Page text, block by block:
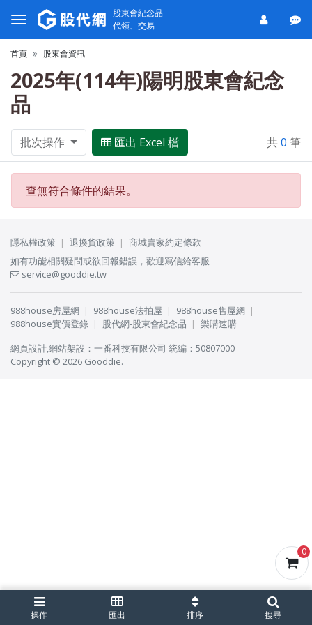
0
股東會紀念品
代領、交易
首頁 股東會資訊
2025年(114年)陽明股東會紀念
品
批次操作 匯出 Excel 檔 共0 筆
查無符合條件的結果。
操作 匯出 排序 搜尋
隱私權政策 退換貨政策
商城賣家約定條款
如有功能相關疑問或欲回報錯誤，歡迎寫信給客服
service@gooddie.tw
988house房屋網 988house法拍屋
988house售屋網
988house實價登錄
股代網-股東會紀念品
樂購速購
網頁設計,網站架設 ： 一番科技有限公司 統編：50807000
Copyright © 2026 Gooddie.